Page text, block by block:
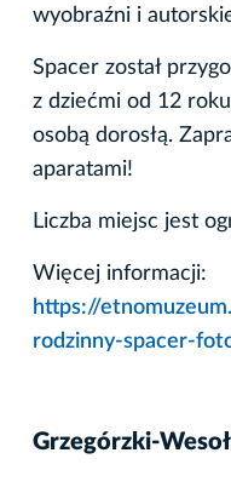
wyobraźni i
Spacer został
z dziećmi od 12
osobą dorosłą.
aparatami!
Liczba miejsc jest
Więcej informacji:
https://
rodzinny-spacer-
Grzegórzki-